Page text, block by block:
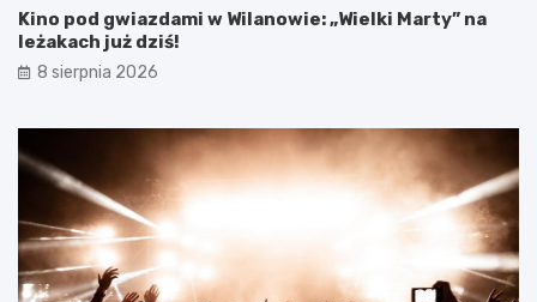
Kino pod gwiazdami w Wilanowie: „Wielki Marty” na
leżakach już dziś!
8 sierpnia 2026